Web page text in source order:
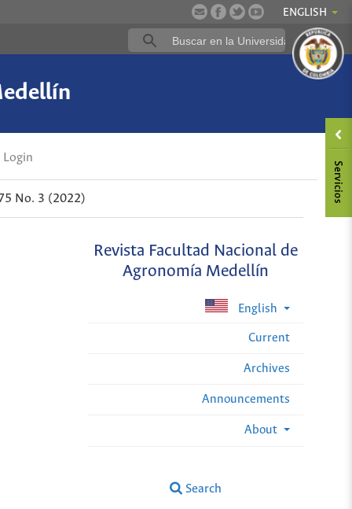
ENGLISH
Login
No. 3 (2022)
Revista Facultad Nacional de
Agronomía Medellín
English
Current
Archives
Announcements
About
Search